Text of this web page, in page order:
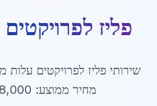
פליז
שירותי פליז לפרויקטים עלות
מחיר ממוצע: